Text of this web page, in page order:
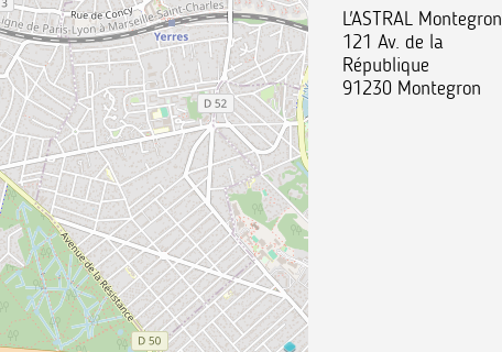
L'ASTRAL Montegron
121 Av. de la
République
91230 Montegron